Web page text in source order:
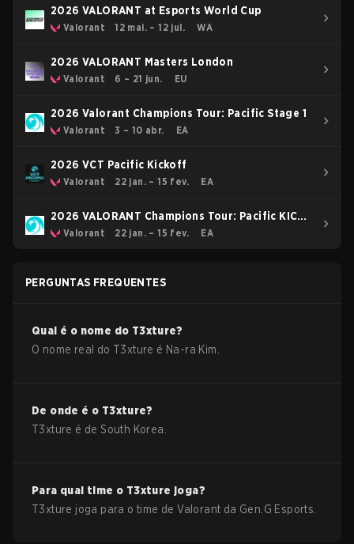
2026 VALORANT at Esports World Cup
Valorant 12 mai. – 12 jul. WA
2026 VALORANT Masters London
Valorant 6 – 21 jun. EU
2026 Valorant Champions Tour: Pacific Stage 1
Valorant 3 – 10 abr. EA
2026 VCT Pacific Kickoff
Valorant 22 jan. – 15 fev. EA
2026 VALORANT Champions Tour: Pacific KICK-
OFFValorant 22 jan. – 15 fev. EA
PERGUNTAS FREQUENTES
Qual é o nome do T3xture?
O nome real do T3xture é Na-ra Kim
De onde é o T3xture?
T3xture é deSouth Korea
Para qual time o T3xture joga?
T3xture joga para o time deValorant da Gen.G Esports